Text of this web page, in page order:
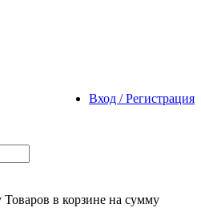
Вход / Регистрация
Товаров в корзине на сумму